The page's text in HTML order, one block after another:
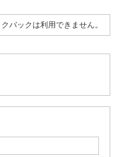
クバックは利用できません。